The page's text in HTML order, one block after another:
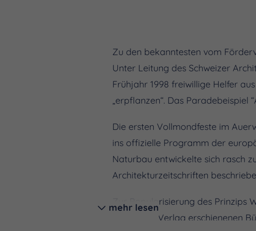
Zu den bekanntesten vom
Unter Leitung des Schweizer
Frühjahr 1998 freiwillige Helfer
„erpflanzen“. Das
Die ersten Vollmondfeste im
ins offizielle Programm der
Naturbau entwickelte sich rasch
Architekturzeitschriften
Zur Popularisierung des
den im AT-Verlag erschienenen
mehr lesen